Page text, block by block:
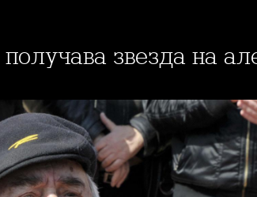
получава звезда на